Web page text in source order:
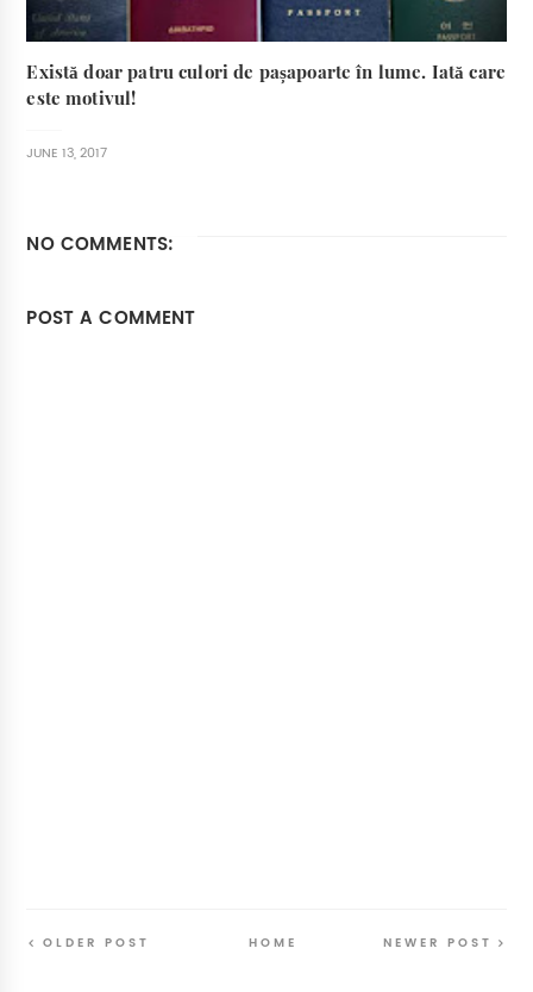
Există doar patru culori de pașapoarte în lume. Iată care
este motivul!
JUNE 13, 2017
NO COMMENTS:
POST A COMMENT
NEWER POST
OLDER POST HOME